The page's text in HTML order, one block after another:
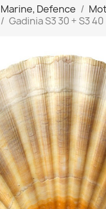
Marine, Defence
Gadinia S3 30 + S3 40